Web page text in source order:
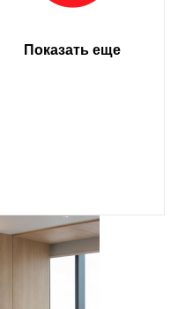
Показать еще